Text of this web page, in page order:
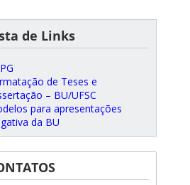
de Links
de Teses e
– BU/UFSC
para apresentações
da BU